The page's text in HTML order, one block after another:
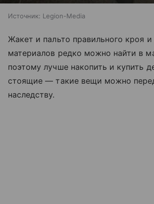
Источник: Legion-Media
Жакет и пальто правильного кроя
материалов редко можно найти в
поэтому лучше накопить и купить
стоящие — такие вещи можно
наследству.